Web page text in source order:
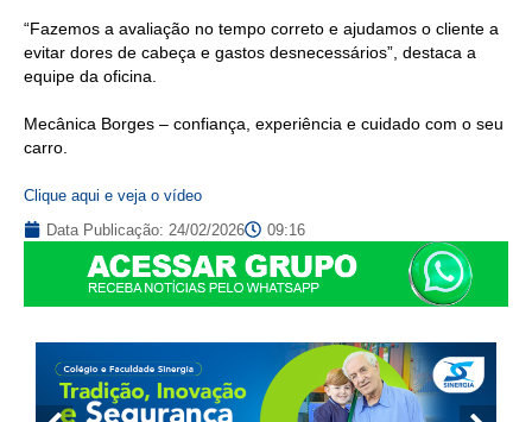
“Fazemos a avaliação no tempo correto e ajudamos o cliente a
evitar dores de cabeça e gastos desnecessários”, destaca a
equipe da oficina.
Mecânica Borges – confiança, experiência e cuidado com o seu
carro.
Clique aqui e veja o vídeo
Data Publicação: 24/02/2026 09:16